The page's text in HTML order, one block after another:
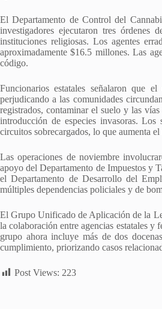
El Departamento de Control del
investigadores ejecutaron tres
instituciones religiosas. Los agentes
aproximadamente $16.5 millones. Las
código.
Funcionarios estatales señalaron que
perjudicando a las comunidades
registrados, contaminar el suelo y las
introducción de especies invasoras.
circuitos sobrecargados, lo que aumenta
Las operaciones de noviembre
apoyo del Departamento de Impuestos y
el Departamento de Desarrollo del
múltiples dependencias policiales y de
El Grupo Unificado de Aplicación de la
la colaboración entre agencias estatales
grupo ahora incluye más de dos
cumplimiento, priorizando casos
Post Views: 223